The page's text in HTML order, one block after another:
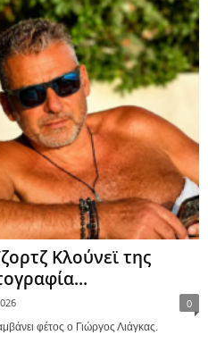
Κλούνεϊ της
0
φέτος ο Γιώργος Λιάγκας.